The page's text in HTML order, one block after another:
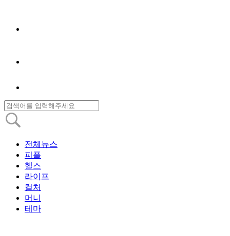
전체뉴스
피플
헬스
라이프
컬처
머니
테마